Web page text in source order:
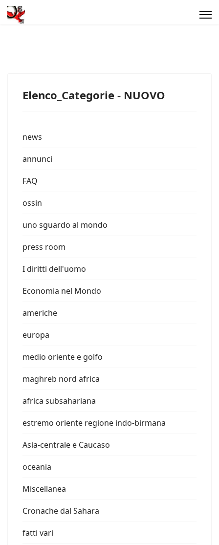
Elenco_Categorie - NUOVO
news
annunci
FAQ
ossin
uno sguardo al mondo
press room
I diritti dell'uomo
Economia nel Mondo
americhe
europa
medio oriente e golfo
maghreb nord africa
africa subsahariana
estremo oriente regione indo-birmana
Asia-centrale e Caucaso
oceania
Miscellanea
Cronache dal Sahara
fatti vari